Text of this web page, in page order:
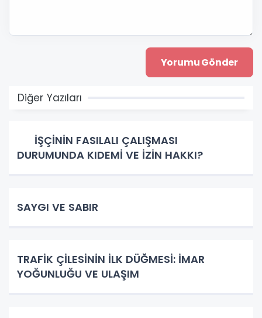
Diğer Yazıları
İŞÇİNİN FASILALI ÇALIŞMASI
DURUMUNDA KIDEMİ VE İZİN HAKKI?
SAYGI VE SABIR
TRAFİK ÇİLESİNİN İLK DÜĞMESİ: İMAR
YOĞUNLUĞU VE ULAŞIM